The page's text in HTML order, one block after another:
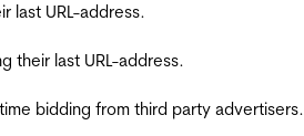
last URL-address.
their last URL-address.
bidding from third party advertisers.